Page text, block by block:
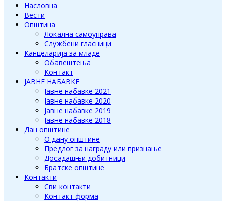
Насловна
Вести
Општина
Локална самоуправа
Службени гласници
Канцеларија за младе
Обавештења
Контакт
ЈАВНЕ НАБАВКЕ
Јавне набавке 2021
Јавне набавке 2020
Јавне набавке 2019
Јавне набавке 2018
Дан општине
О дану општине
Предлог за награду или признање
Досадашњи добитници
Братске општине
Контакти
Сви контакти
Контакт форма